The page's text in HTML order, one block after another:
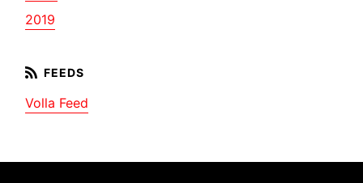
2019
Volla Feed